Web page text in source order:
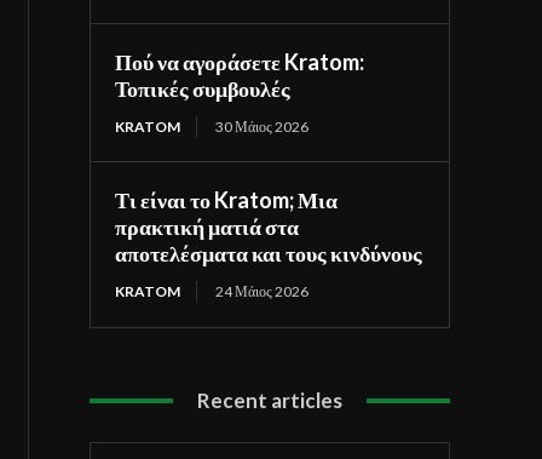
Πού να αγοράσετε Kratom:
Τοπικές συμβουλές
KRATOM 30 Μάιος 2026
Τι είναι το Kratom; Μια
πρακτική ματιά στα
αποτελέσματα και τους κινδύνους
KRATOM 24 Μάιος 2026
Recent articles